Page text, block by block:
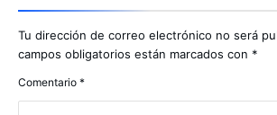
Tu dirección de correo electrónico no será
campos obligatorios están marcados con *
Comentario *